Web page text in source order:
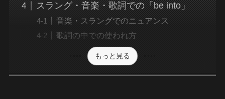
スラング・音楽・歌詞での「be into」
音楽・スラングでのニュアンス
歌詞の中での使われ方
もっと見る